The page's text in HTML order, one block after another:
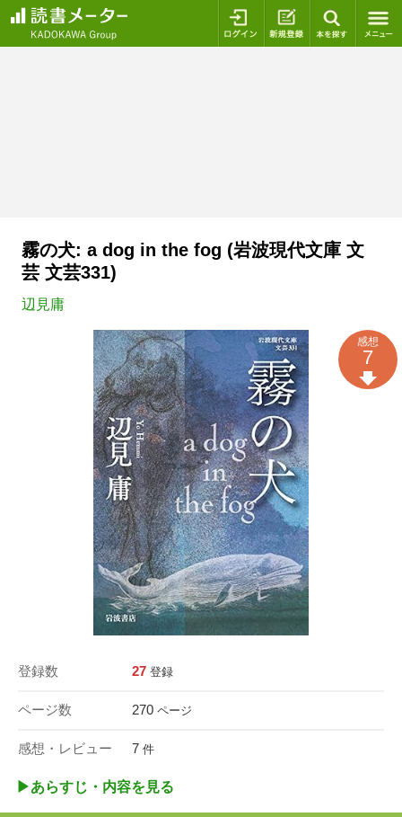
ログイン 新規登録
霧の犬: a dog in the fog (岩波現代文庫 文
芸 文芸331)
辺見庸
登録数 27 登録
ページ数 270 ページ
感想・レビュー 7 件
感想
7
▶︎あらすじ・内容を見る